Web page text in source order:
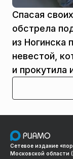
Спасая
обстрела
из Ногинска
невестой,
и прокутила
Сетевое издание
Московской